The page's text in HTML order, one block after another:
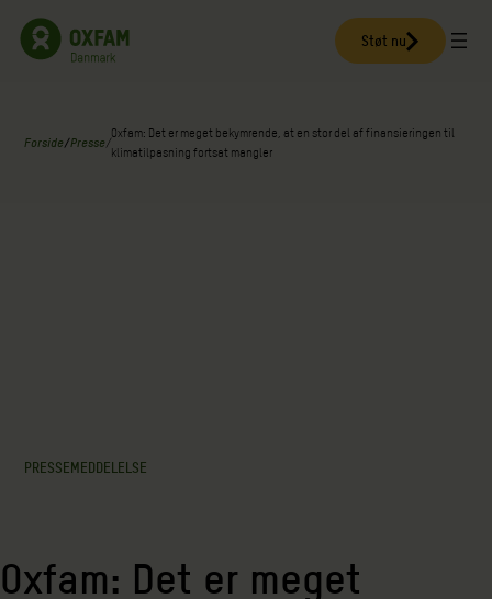
Spring
Støt nu
Forside/Presse/
Oxfam: Det er meget bekymrende, at en stor del af finansieringen til
klimatilpasning fortsat mangler
PRESSEMEDDELELSE
Oxfam: Det er meget